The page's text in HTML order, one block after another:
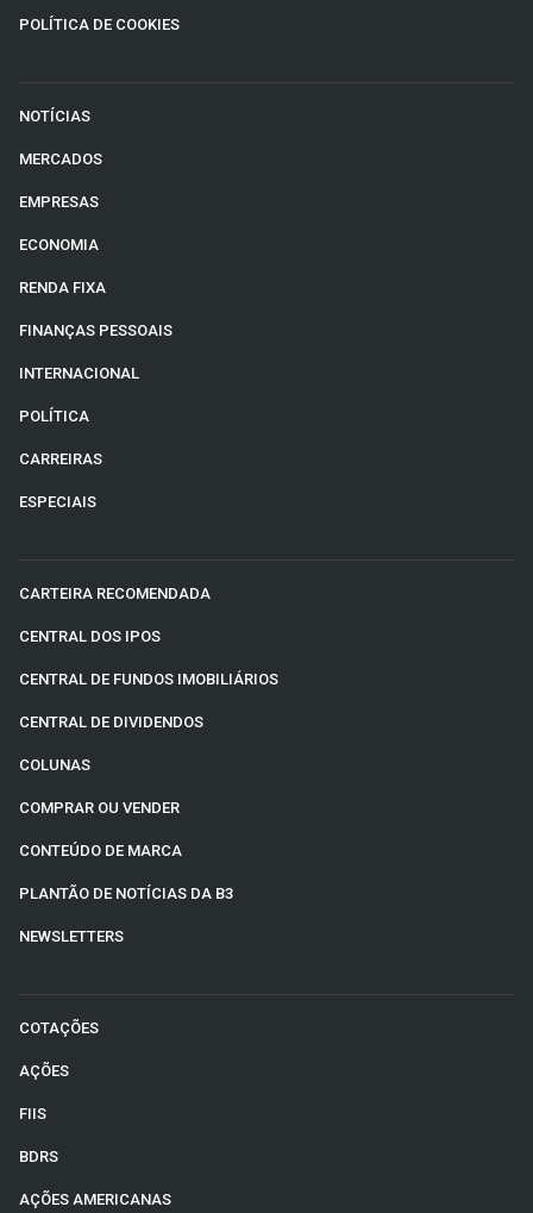
POLÍTICA DE COOKIES
NOTÍCIAS
MERCADOS
EMPRESAS
ECONOMIA
RENDA FIXA
FINANÇAS PESSOAIS
INTERNACIONAL
POLÍTICA
CARREIRAS
ESPECIAIS
CARTEIRA RECOMENDADA
CENTRAL DOS IPOS
CENTRAL DE FUNDOS IMOBILIÁRIOS
CENTRAL DE DIVIDENDOS
COLUNAS
COMPRAR OU VENDER
CONTEÚDO DE MARCA
PLANTÃO DE NOTÍCIAS DA B3
NEWSLETTERS
COTAÇÕES
AÇÕES
FIIS
BDRS
AÇÕES AMERICANAS